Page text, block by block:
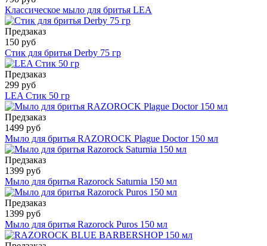
Классическое мыло для бритья LEA
Предзаказ
150 руб
Стик для бритья Derby 75 гр
Предзаказ
299 руб
LEA Стик 50 гр
Предзаказ
1499 руб
Мыло для бритья RAZOROCK Plague Doctor 150 мл
Предзаказ
1399 руб
Мыло для бритья Razorock Saturnia 150 мл
Предзаказ
1399 руб
Мыло для бритья Razorock Puros 150 мл